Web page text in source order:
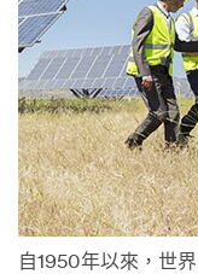
自1950年以來，世